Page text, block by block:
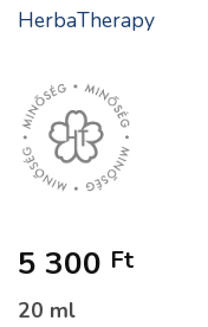
5 300 Ft
20 ml